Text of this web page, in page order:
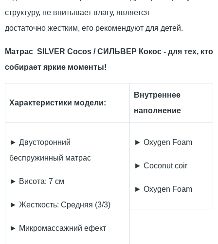
структуру, не впитывает влагу, является
достаточно жестким, его рекомендуют для детей.
Матрас SILVER Cocos / СИЛЬВЕР Кокос - для тех, кто
собирает яркие моменты!
Характеристики модели:
Внутреннее
наполнение
► Двусторонний
беспружинный матрас
► Висота: 7 см
► Жесткость: Средняя (3/3)
► Микромассажний ефект
► Oxygen Foam
► Coconut coir
► Oxygen Foam